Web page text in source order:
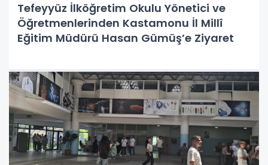
Tefeyyüz İlköğretim Okulu Yönetici ve
Öğretmenlerinden Kastamonu İl Millî
Eğitim Müdürü Hasan Gümüş’e Ziyaret